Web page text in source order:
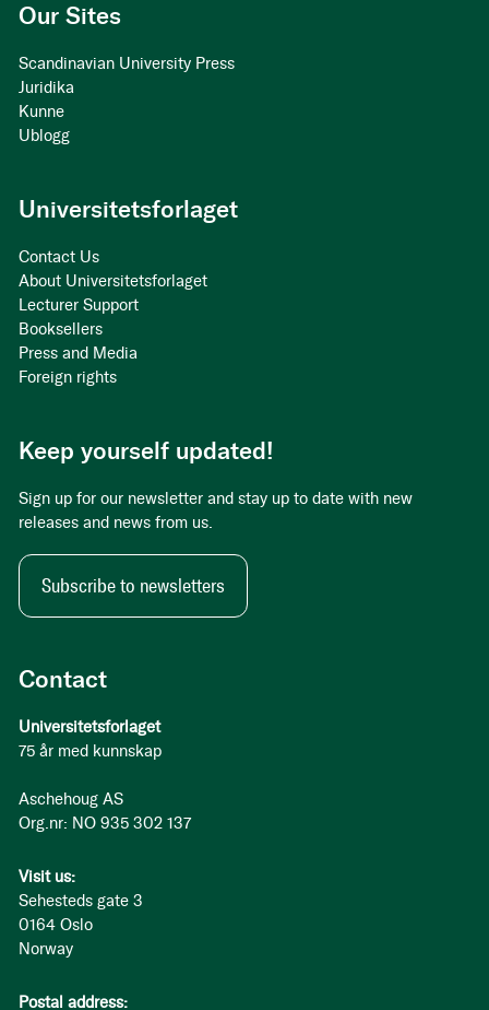
Contact
Universitetsforlaget
75 år med kunnskap
Aschehoug AS
Org.nr: NO 935 302 137
Visit us:
Sehesteds gate 3
0164 Oslo
Norway
Postal address:
Our Sites
Scandinavian University Press
Juridika
Kunne
Ublogg
Universitetsforlaget
Contact Us
About Universitetsforlaget
Lecturer Support
Booksellers
Press and Media
Foreign rights
Keep yourself updated!
Sign up for our newsletter and stay up to date with new
releases and news from us.
Subscribe to newsletters